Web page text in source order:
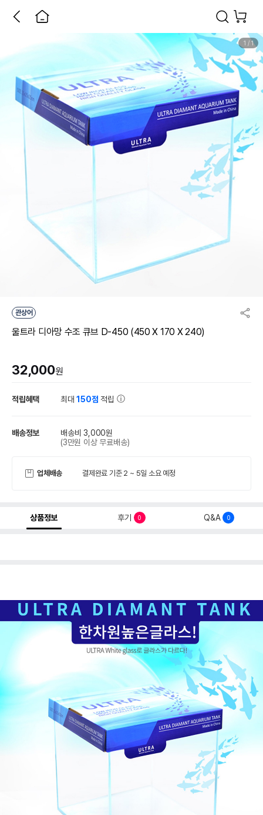
1 / 1
관상어
울트라 디아망 수조 큐브 D-450 (450 X 170 X 240)
32,000원
적립혜택 최대150점 적립
배송정보
배송비 3,000원
(3만원 이상 무료배송)
업체배송 결제완료 기준 2 ~ 5일 소요 예정
상품정보 후기 0 Q&A 0